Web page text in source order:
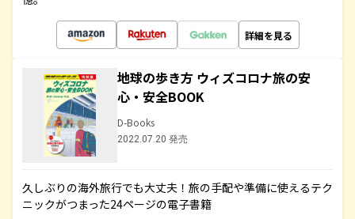
詳細を見る
地球の歩き方 ウィズコロナ旅の安
心・安全BOOK
D-Books
2022.07.20 発売
久しぶりの海外旅行でも大丈夫！旅の手配や準備に使えるテク
ニックがつまった24ページの電子書籍